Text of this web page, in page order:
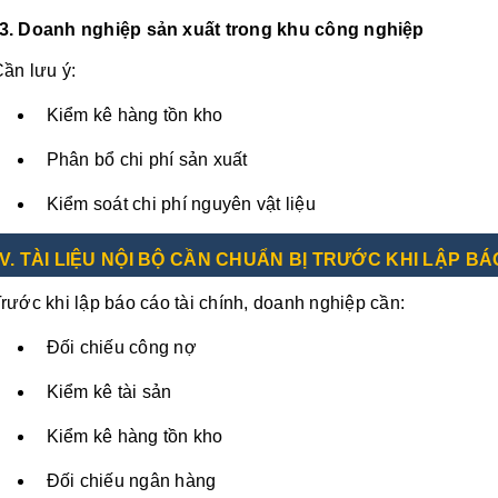
Doanh nghiệp sản xuất trong khu công nghiệp
lưu ý:
Kiểm kê hàng tồn kho
Phân bổ chi phí sản xuất
Kiểm soát chi phí nguyên vật liệu
TÀI LIỆU NỘI BỘ CẦN CHUẨN BỊ TRƯỚC KHI LẬP
khi lập báo cáo tài chính, doanh nghiệp cần:
Đối chiếu công nợ
Kiểm kê tài sản
Kiểm kê hàng tồn kho
Đối chiếu ngân hàng